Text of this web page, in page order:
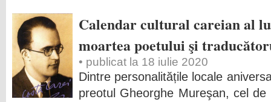
Calendar cultural careian al
moartea poetului şi
• publicat la 18 iulie 2020
Dintre personalitățile locale
preotul Gheorghe Mureşan, cel